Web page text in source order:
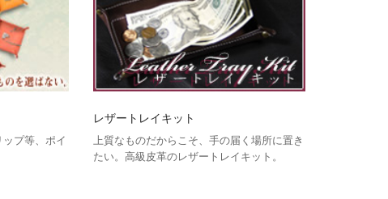
プ等、ポイ
レザートレイキット
上質なものだからこそ、手の届く場所に置き
たい。高級皮革のレザートレイキット。